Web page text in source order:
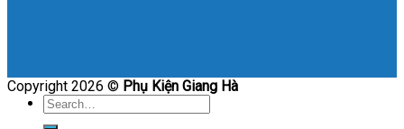
Copyright 2026 © Phụ Kiện Giang Hà
Search
for: